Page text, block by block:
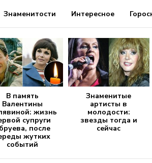
Знаменитости Интересное
В память
Валентины
жизнь
супруги
после
жутких
событий
Знаменитые
артисты в
молодости:
звезды тогда и
сейчас